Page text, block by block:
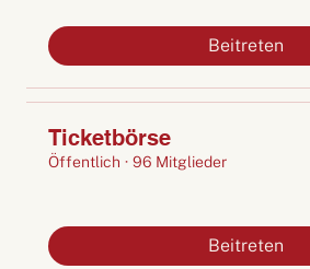
Beitreten
Ticketbörse
Öffentlich · 96 Mitglieder
Beitreten